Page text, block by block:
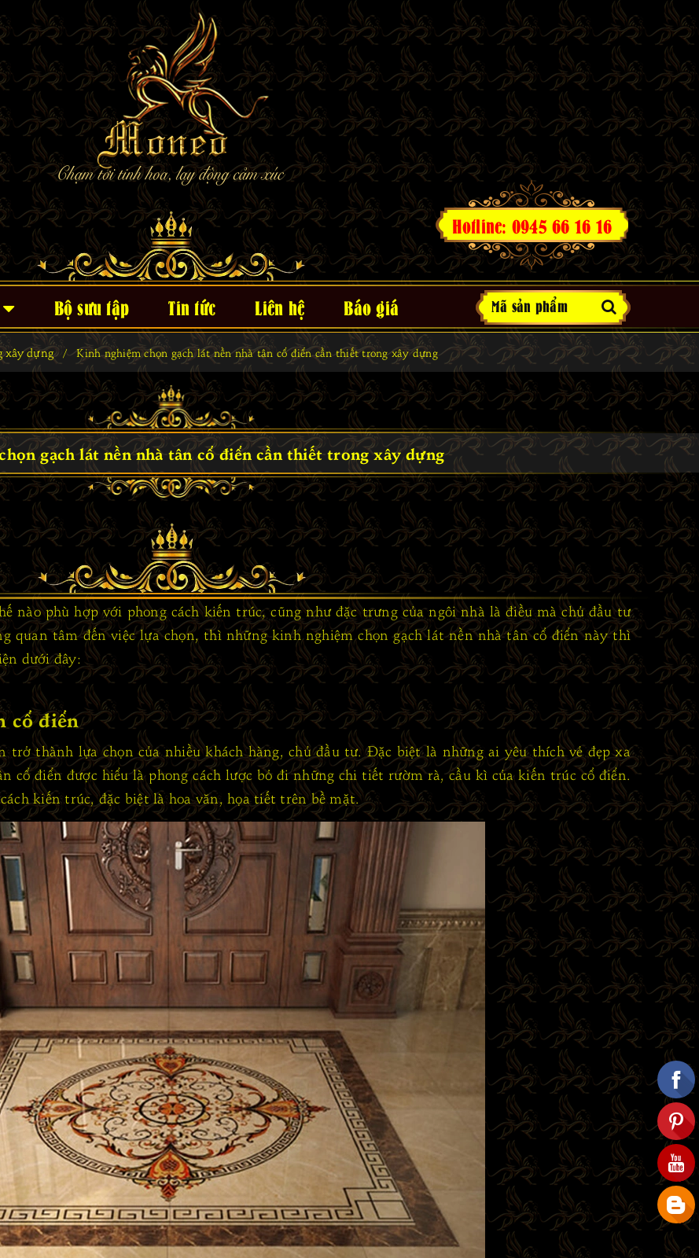
Hotline: 0945 66 16 16
Bộ sưu tập Tin tức Liên hệ Báo giá
xây dựng / Kinh nghiệm chọn gạch lát nền nhà tân cổ điển cần thiết trong xây dựng
gạch lát nền nhà tân cổ điển cần thiết trong xây dựng
nào phù hợp với phong cách kiến trúc, cũng như đặc trưng của ngôi nhà là điều mà chủ đầu tư
quan tâm đến việc lựa chọn, thì những kinh nghiệm chọn gạch lát nền nhà tân cổ điển này thì
dưới đây:
cổ điển
trở thành lựa chọn của nhiều khách hàng, chủ đầu tư. Đặc biệt là những ai yêu thích vẻ đẹp xa
cổ điển được hiểu là phong cách lược bỏ đi những chi tiết rườm rà, cầu kì của kiến trúc cổ điển.
kiến trúc, đặc biệt là hoa văn, họa tiết trên bề mặt.